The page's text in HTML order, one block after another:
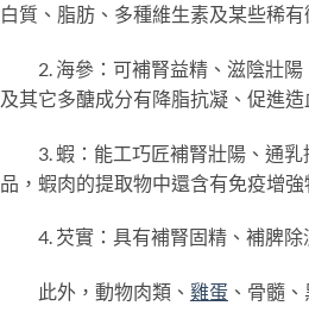
白質、脂肪、多種維生素及某些稀
2. 海參：可補腎益精、滋陰壯陽
及其它多醣成分有降脂抗凝、促進
3. 蝦：能工巧匠補腎壯陽、通乳
品，蝦肉的提取物中還含有免疫增強
4. 芡實：具有補腎固精、補脾除
此外，動物肉類、 雞蛋 、骨髓